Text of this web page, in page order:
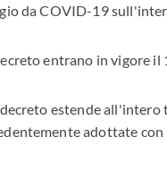
da COVID-19
entrano in vigore
decreto estende
adottate